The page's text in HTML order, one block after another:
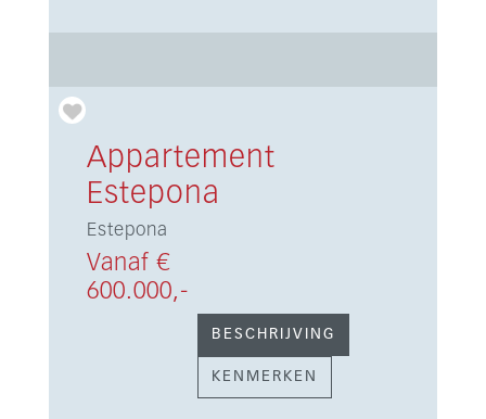
Appartement
Estepona
Estepona
Vanaf €
600.000,-
BESCHRIJVING
KENMERKEN